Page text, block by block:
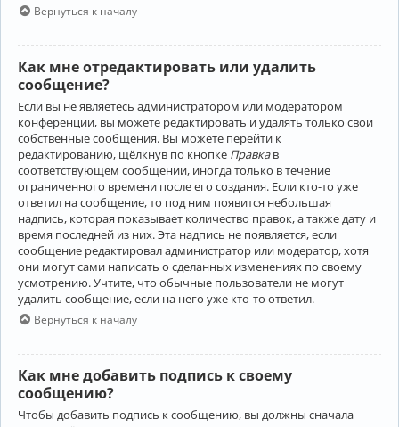
Вернуться к началу
Как мне отредактировать или удалить
сообщение?
Если вы не являетесь администратором или модератором
конференции, вы можете редактировать и удалять только свои
собственные сообщения. Вы можете перейти к
редактированию, щёлкнув по кнопке Правкав
соответствующем сообщении, иногда только в течение
ограниченного времени после его создания. Если кто-то уже
ответил на сообщение, то под ним появится небольшая
надпись, которая показывает количество правок, а также дату и
время последней из них. Эта надпись не появляется, если
сообщение редактировал администратор или модератор, хотя
они могут сами написать о сделанных изменениях по своему
усмотрению. Учтите, что обычные пользователи не могут
удалить сообщение, если на него уже кто-то ответил.
Вернуться к началу
Как мне добавить подпись к своему
сообщению?
Чтобы добавить подпись к сообщению, вы должны сначала